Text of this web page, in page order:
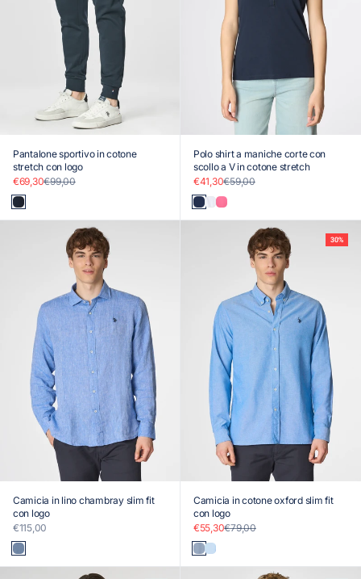
Pantalone sportivo in cotone
stretch con logo
Prezzo scontato
€69,30Prezzo
€99,00
Blu
Polo shirt a maniche corte con
scollo a V in cotone stretch
Prezzo scontato
€41,30Prezzo
€59,00
BluBianco
Rosa
Camicia in lino chambray slim fit
con logo
Prezzo scontato
€115,00
Blu
30%
Camicia in cotone oxford slim fit
con logo
Prezzo scontato
€55,30Prezzo
€79,00
BluBlu